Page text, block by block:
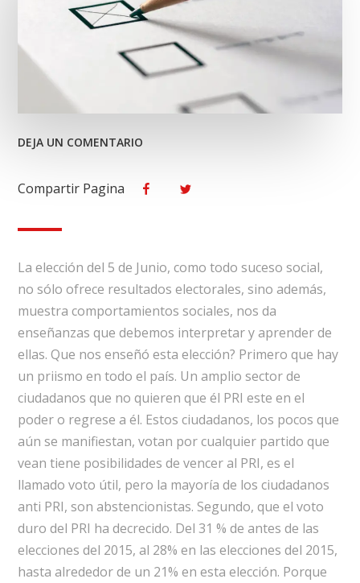
DEJA UN COMENTARIO
Y
Compartir Pagina FacebookTwitter
La elección del 5 de Junio, como todo suceso social,
no sólo ofrece resultados electorales, sino además,
muestra comportamientos sociales, nos da
enseñanzas que debemos interpretar y aprender de
ellas. Que nos enseñó esta elección? Primero que hay
un priismo en todo el país. Un amplio sector de
ciudadanos que no quieren que él PRI este en el
poder o regrese a él. Estos ciudadanos, los pocos que
aún se manifiestan, votan por cualquier partido que
vean tiene posibilidades de vencer al PRI, es el
llamado voto útil, pero la mayoría de los ciudadanos
anti PRI, son abstencionistas. Segundo, que el voto
duro del PRI ha decrecido. Del 31 % de antes de las
elecciones del 2015, al 28% en las elecciones del 2015,
hasta alrededor de un 21% en esta elección. Porque